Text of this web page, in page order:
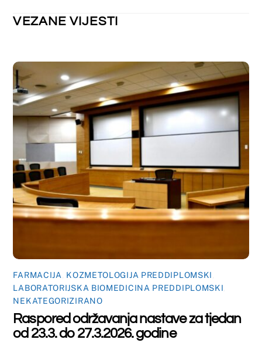
FARMACIJA ,KOZMETOLOGIJA PREDDIPLOMSKI
od 23.3. do 27.3.2026. godine
LABORATORIJSKA BIOMEDICINA PREDDIPLOMSKI
Raspored održavanja nastave za tjedan
od 16.3. do 20.3.2026. godine